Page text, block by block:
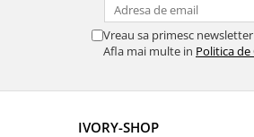
Vreau sa primesc
Afla mai multe in Politica
IVORY-SHOP